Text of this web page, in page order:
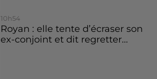
10h54
Royan : elle tente d’écraser son
ex-conjoint et dit regretter...